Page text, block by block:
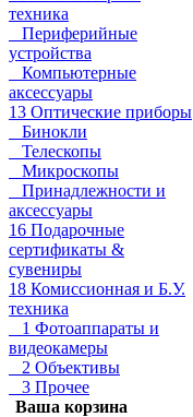
техника
Периферийные
устройства
Компьютерные
аксессуары
13 Оптические приборы
Бинокли
Телескопы
Микроскопы
Принадлежности и
аксессуары
16 Подарочные
сертификаты &
сувениры
18 Комиссионная и Б.У.
техника
1 Фотоаппараты и
видеокамеры
2 Объективы
3 Прочее
Ваша корзина